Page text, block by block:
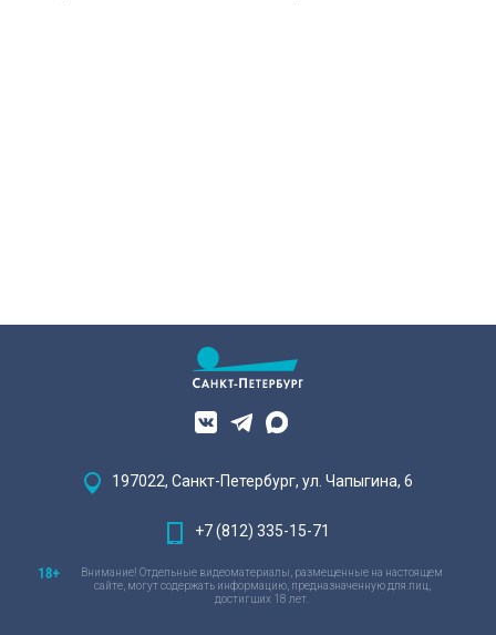
197022, Санкт-Петербург, ул. Чапыгина, 6
+7 (812) 335-15-71
Внимание! Отдельные видеоматериалы, размещенные на настоящем
сайте, могут содержать информацию, предназначенную для лиц,
достигших 18 лет.